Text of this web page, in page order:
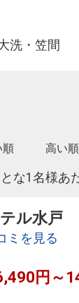
洗・笠間
順 高い順
な1名様あ
ル水戸
ミを見る
円～